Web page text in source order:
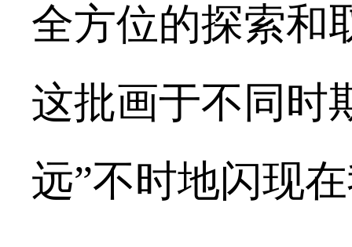
全方位的探索和
这批画于不同时
远”不时地闪现